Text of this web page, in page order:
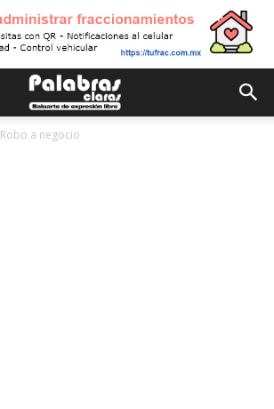
Robo a negocio